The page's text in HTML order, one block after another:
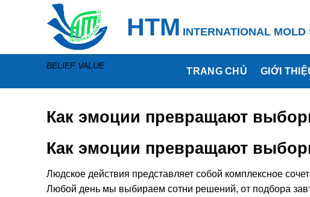
BELIEF VALUE
HTM INTERNATIONAL MOLD
TRANG CHỦ GIỚI
Как эмоции превращают
Как эмоции превращают
Людское действия представляет собой комплексное
Любой день мы выбираем сотни решений, от подбора